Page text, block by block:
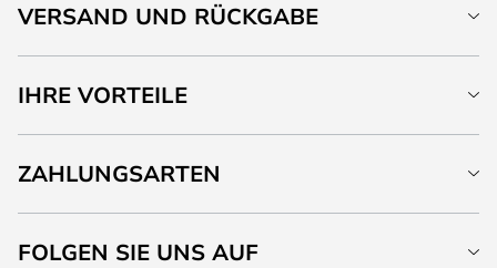
VERSAND UND RÜCKGABE
IHRE VORTEILE
ZAHLUNGSARTEN
FOLGEN SIE UNS AUF